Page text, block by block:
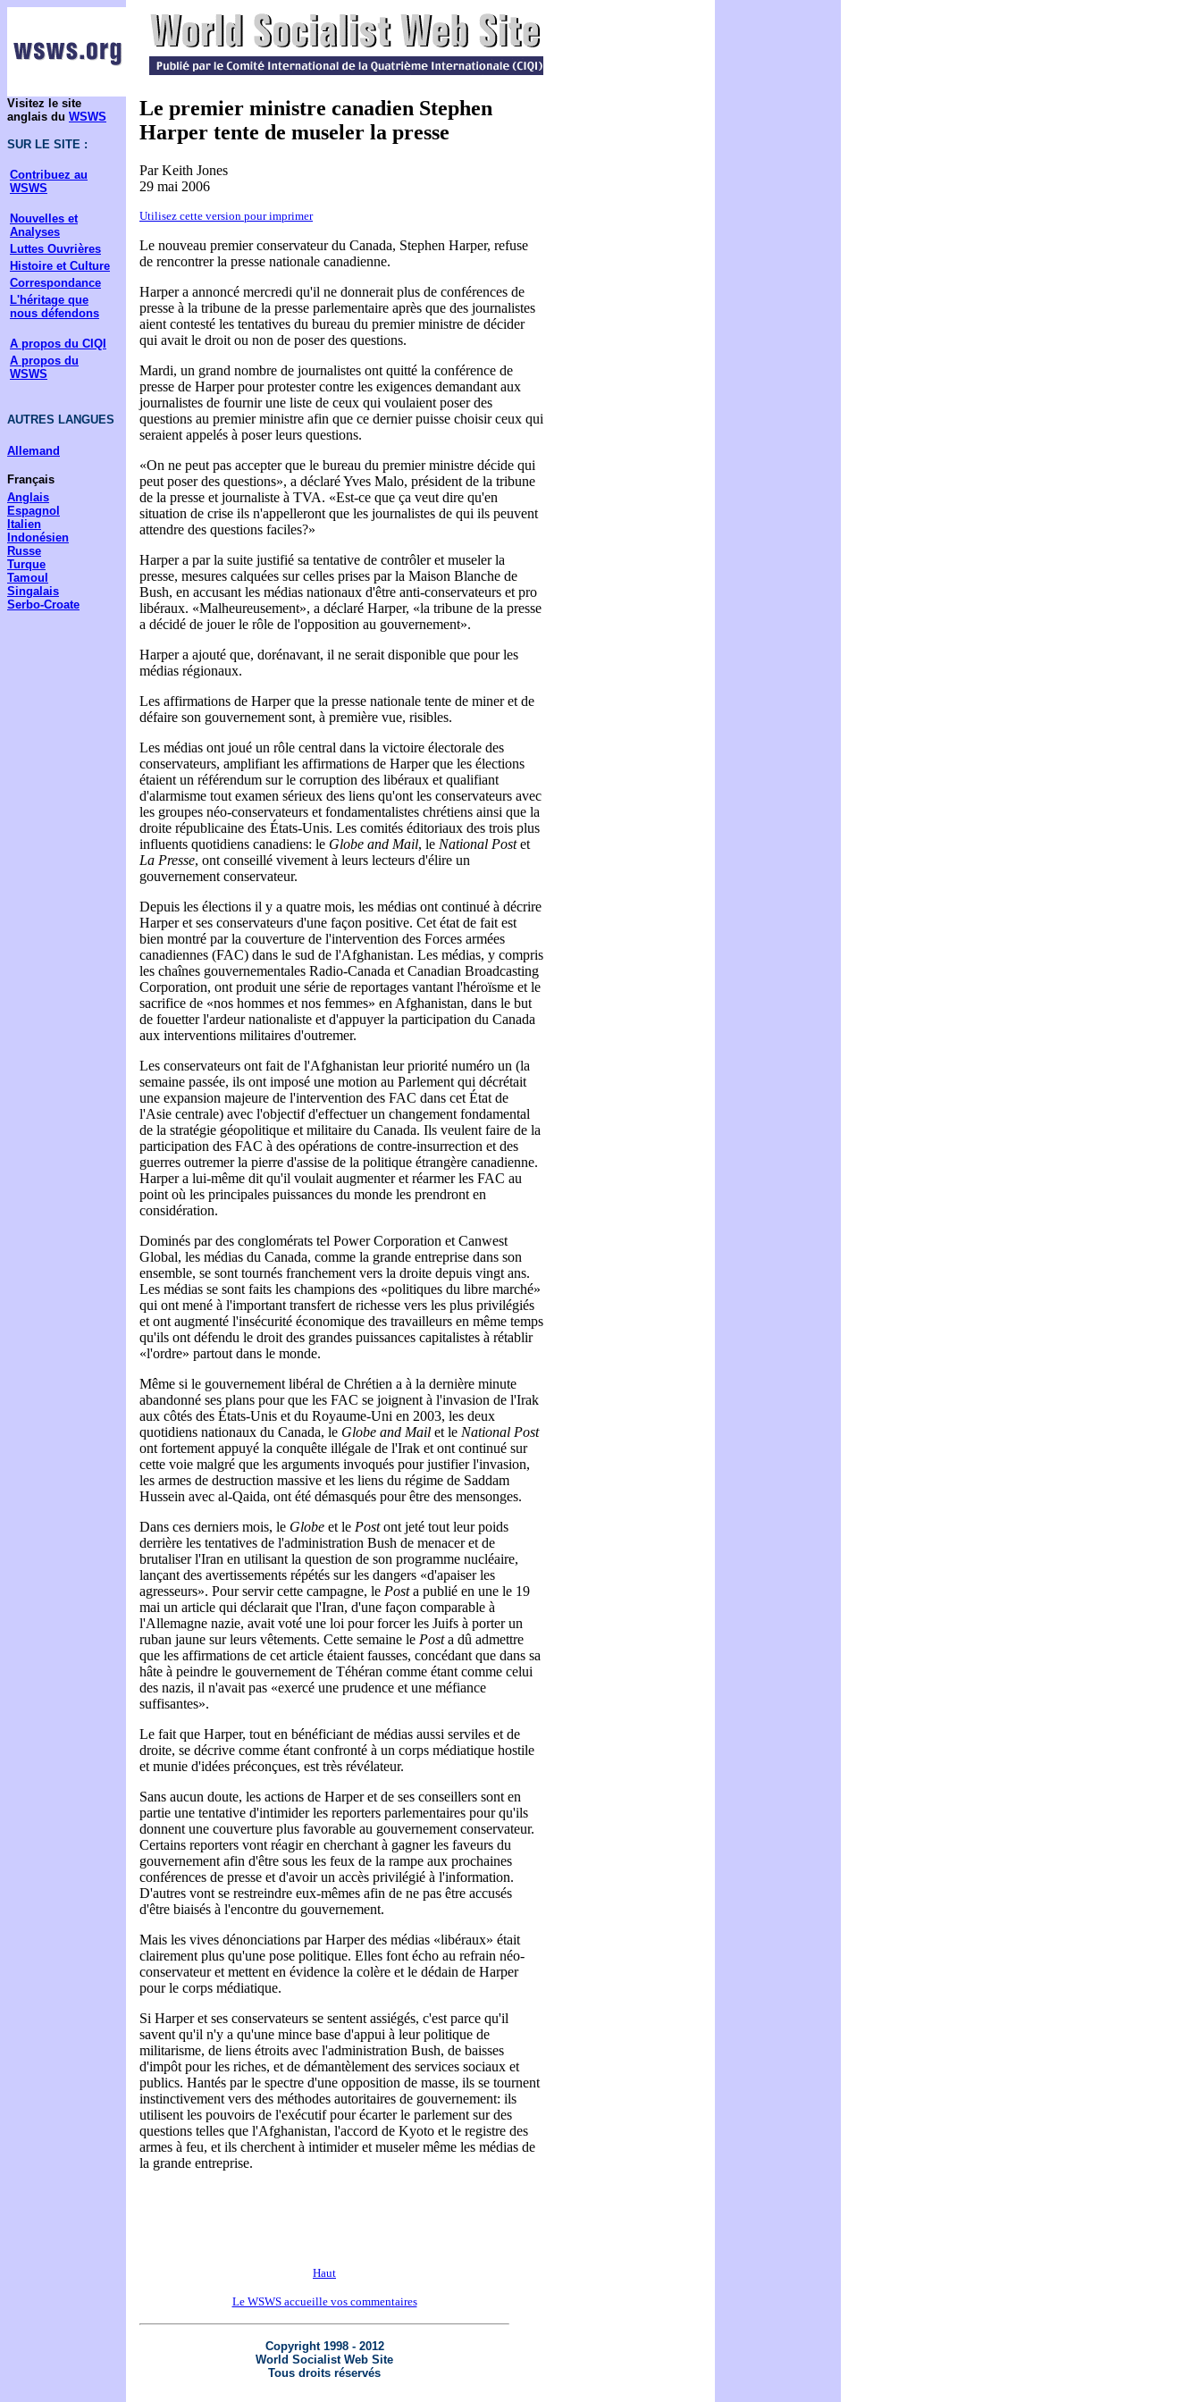
Visitez le site
anglais du WSWS
SUR LE SITE :
Contribuez au
WSWS
Nouvelles et
Analyses
Luttes Ouvrières
Histoire et Culture
Correspondance
L'héritage que
nous défendons
A propos du CIQI
A propos du
WSWS
AUTRES LANGUES
Allemand
Français
Anglais
Espagnol
Italien
Indonésien
Russe
Turque
Tamoul
Singalais
Serbo-Croate
Le premier ministre canadien Stephen
Harper tente de museler la presse
Par Keith Jones
29 mai 2006
Utilisez cette version pour imprimer
Le nouveau premier conservateur du Canada, Stephen Harper, refuse
de rencontrer la presse nationale canadienne.
Harper a annoncé mercredi qu'il ne donnerait plus de conférences de
presse à la tribune de la presse parlementaire après que des journalistes
aient contesté les tentatives du bureau du premier ministre de décider
qui avait le droit ou non de poser des questions.
Mardi, un grand nombre de journalistes ont quitté la conférence de
presse de Harper pour protester contre les exigences demandant aux
journalistes de fournir une liste de ceux qui voulaient poser des
questions au premier ministre afin que ce dernier puisse choisir ceux qui
seraient appelés à poser leurs questions.
«On ne peut pas accepter que le bureau du premier ministre décide qui
peut poser des questions», a déclaré Yves Malo, président de la tribune
de la presse et journaliste à TVA. «Est-ce que ça veut dire qu'en
situation de crise ils n'appelleront que les journalistes de qui ils peuvent
attendre des questions faciles?»
Harper a par la suite justifié sa tentative de contrôler et museler la
presse, mesures calquées sur celles prises par la Maison Blanche de
Bush, en accusant les médias nationaux d'être anti-conservateurs et pro
libéraux. «Malheureusement», a déclaré Harper, «la tribune de la presse
a décidé de jouer le rôle de l'opposition au gouvernement».
Harper a ajouté que, dorénavant, il ne serait disponible que pour les
médias régionaux.
Les affirmations de Harper que la presse nationale tente de miner et de
défaire son gouvernement sont, à première vue, risibles.
Les médias ont joué un rôle central dans la victoire électorale des
conservateurs, amplifiant les affirmations de Harper que les élections
étaient un référendum sur le corruption des libéraux et qualifiant
d'alarmisme tout examen sérieux des liens qu'ont les conservateurs avec
les groupes néo-conservateurs et fondamentalistes chrétiens ainsi que la
droite républicaine des États-Unis. Les comités éditoriaux des trois plus
influents quotidiens canadiens: le Globe and Mail, le National Postet
La Presse, ont conseillé vivement à leurs lecteurs d'élire un
gouvernement conservateur.
Depuis les élections il y a quatre mois, les médias ont continué à décrire
Harper et ses conservateurs d'une façon positive. Cet état de fait est
bien montré par la couverture de l'intervention des Forces armées
canadiennes (FAC) dans le sud de l'Afghanistan. Les médias, y compris
les chaînes gouvernementales Radio-Canada et Canadian Broadcasting
Corporation, ont produit une série de reportages vantant l'héroïsme et le
sacrifice de «nos hommes et nos femmes» en Afghanistan, dans le but
de fouetter l'ardeur nationaliste et d'appuyer la participation du Canada
aux interventions militaires d'outremer.
Les conservateurs ont fait de l'Afghanistan leur priorité numéro un (la
semaine passée, ils ont imposé une motion au Parlement qui décrétait
une expansion majeure de l'intervention des FAC dans cet État de
l'Asie centrale) avec l'objectif d'effectuer un changement fondamental
de la stratégie géopolitique et militaire du Canada. Ils veulent faire de la
participation des FAC à des opérations de contre-insurrection et des
guerres outremer la pierre d'assise de la politique étrangère canadienne.
Harper a lui-même dit qu'il voulait augmenter et réarmer les FAC au
point où les principales puissances du monde les prendront en
considération.
Dominés par des conglomérats tel Power Corporation et Canwest
Global, les médias du Canada, comme la grande entreprise dans son
ensemble, se sont tournés franchement vers la droite depuis vingt ans.
Les médias se sont faits les champions des «politiques du libre marché»
qui ont mené à l'important transfert de richesse vers les plus privilégiés
et ont augmenté l'insécurité économique des travailleurs en même temps
qu'ils ont défendu le droit des grandes puissances capitalistes à rétablir
«l'ordre» partout dans le monde.
Même si le gouvernement libéral de Chrétien a à la dernière minute
abandonné ses plans pour que les FAC se joignent à l'invasion de l'Irak
aux côtés des États-Unis et du Royaume-Uni en 2003, les deux
quotidiens nationaux du Canada, le Globe and Mail et le National Post
ont fortement appuyé la conquête illégale de l'Irak et ont continué sur
cette voie malgré que les arguments invoqués pour justifier l'invasion,
les armes de destruction massive et les liens du régime de Saddam
Hussein avec al-Qaida, ont été démasqués pour être des mensonges.
Dans ces derniers mois, le Globe et le Postont jeté tout leur poids
derrière les tentatives de l'administration Bush de menacer et de
brutaliser l'Iran en utilisant la question de son programme nucléaire,
lançant des avertissements répétés sur les dangers «d'apaiser les
agresseurs». Pour servir cette campagne, le Posta publié en une le 19
mai un article qui déclarait que l'Iran, d'une façon comparable à
l'Allemagne nazie, avait voté une loi pour forcer les Juifs à porter un
ruban jaune sur leurs vêtements. Cette semaine le Posta dû admettre
que les affirmations de cet article étaient fausses, concédant que dans sa
hâte à peindre le gouvernement de Téhéran comme étant comme celui
des nazis, il n'avait pas «exercé une prudence et une méfiance
suffisantes».
Le fait que Harper, tout en bénéficiant de médias aussi serviles et de
droite, se décrive comme étant confronté à un corps médiatique hostile
et munie d'idées préconçues, est très révélateur.
Sans aucun doute, les actions de Harper et de ses conseillers sont en
partie une tentative d'intimider les reporters parlementaires pour qu'ils
donnent une couverture plus favorable au gouvernement conservateur.
Certains reporters vont réagir en cherchant à gagner les faveurs du
gouvernement afin d'être sous les feux de la rampe aux prochaines
conférences de presse et d'avoir un accès privilégié à l'information.
D'autres vont se restreindre eux-mêmes afin de ne pas être accusés
d'être biaisés à l'encontre du gouvernement.
Mais les vives dénonciations par Harper des médias «libéraux» était
clairement plus qu'une pose politique. Elles font écho au refrain néo-
conservateur et mettent en évidence la colère et le dédain de Harper
pour le corps médiatique.
Si Harper et ses conservateurs se sentent assiégés, c'est parce qu'il
savent qu'il n'y a qu'une mince base d'appui à leur politique de
militarisme, de liens étroits avec l'administration Bush, de baisses
d'impôt pour les riches, et de démantèlement des services sociaux et
publics. Hantés par le spectre d'une opposition de masse, ils se tournent
instinctivement vers des méthodes autoritaires de gouvernement: ils
utilisent les pouvoirs de l'exécutif pour écarter le parlement sur des
questions telles que l'Afghanistan, l'accord de Kyoto et le registre des
armes à feu, et ils cherchent à intimider et museler même les médias de
la grande entreprise.
Haut
Le WSWS accueille vos commentaires
Copyright 1998 - 2012
World Socialist Web Site
Tous droits réservés